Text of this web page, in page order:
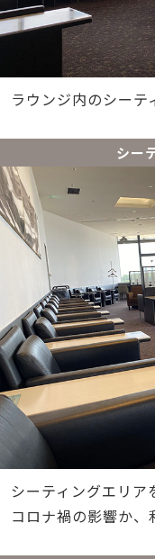
ラウンジ内のシーテ
シー
シーティングエリア
コロナ禍の影響か、